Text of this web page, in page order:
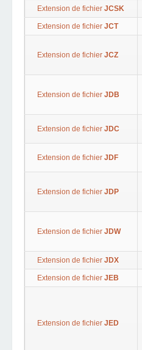
Extension de fichier JCSK
Extension de fichier JCT
Extension de fichier JCZ
Extension de fichier JDB
Extension de fichier JDC
Extension de fichier JDF
Extension de fichier JDP
Extension de fichier JDW
Extension de fichier JDX
Extension de fichier JEB
Extension de fichier JED